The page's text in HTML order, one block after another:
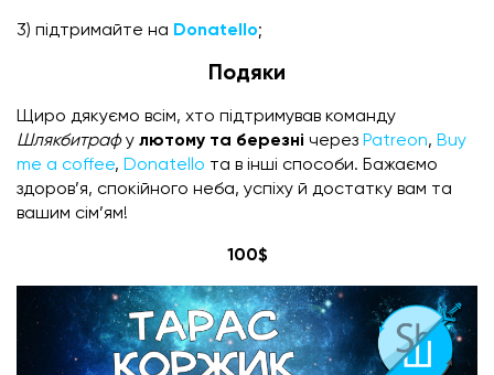
3) підтримайте на Donatello;
Подяки
Щиро дякуємо всім, хто підтримував команду
Шлякбитрафу лютому та березні через Patreon, Buy
me a coffee, Donatello та в інші способи. Бажаємо
здоров’я, спокійного неба, успіху й достатку вам та
вашим сім’ям!
100$